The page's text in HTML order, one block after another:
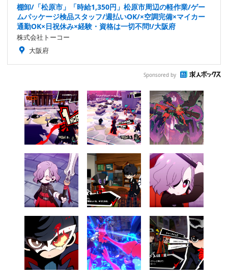
棚卸/「松原市」「時給1,350円」松原市周辺の軽作業/ゲー
ムパッケージ検品スタッフ/週払いOK/×空調完備×マイカー
通勤OK×日祝休み×経験・資格は一切不問!/大阪府
株式会社トーコー
大阪府
Sponsored by